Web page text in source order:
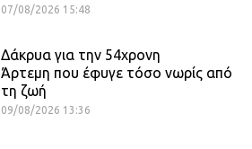
07/08/2026 15:48
Δάκρυα για την 54χρονη
Άρτεμη που έφυγε τόσο νωρίς από
τη ζωή
09/08/2026 13:36